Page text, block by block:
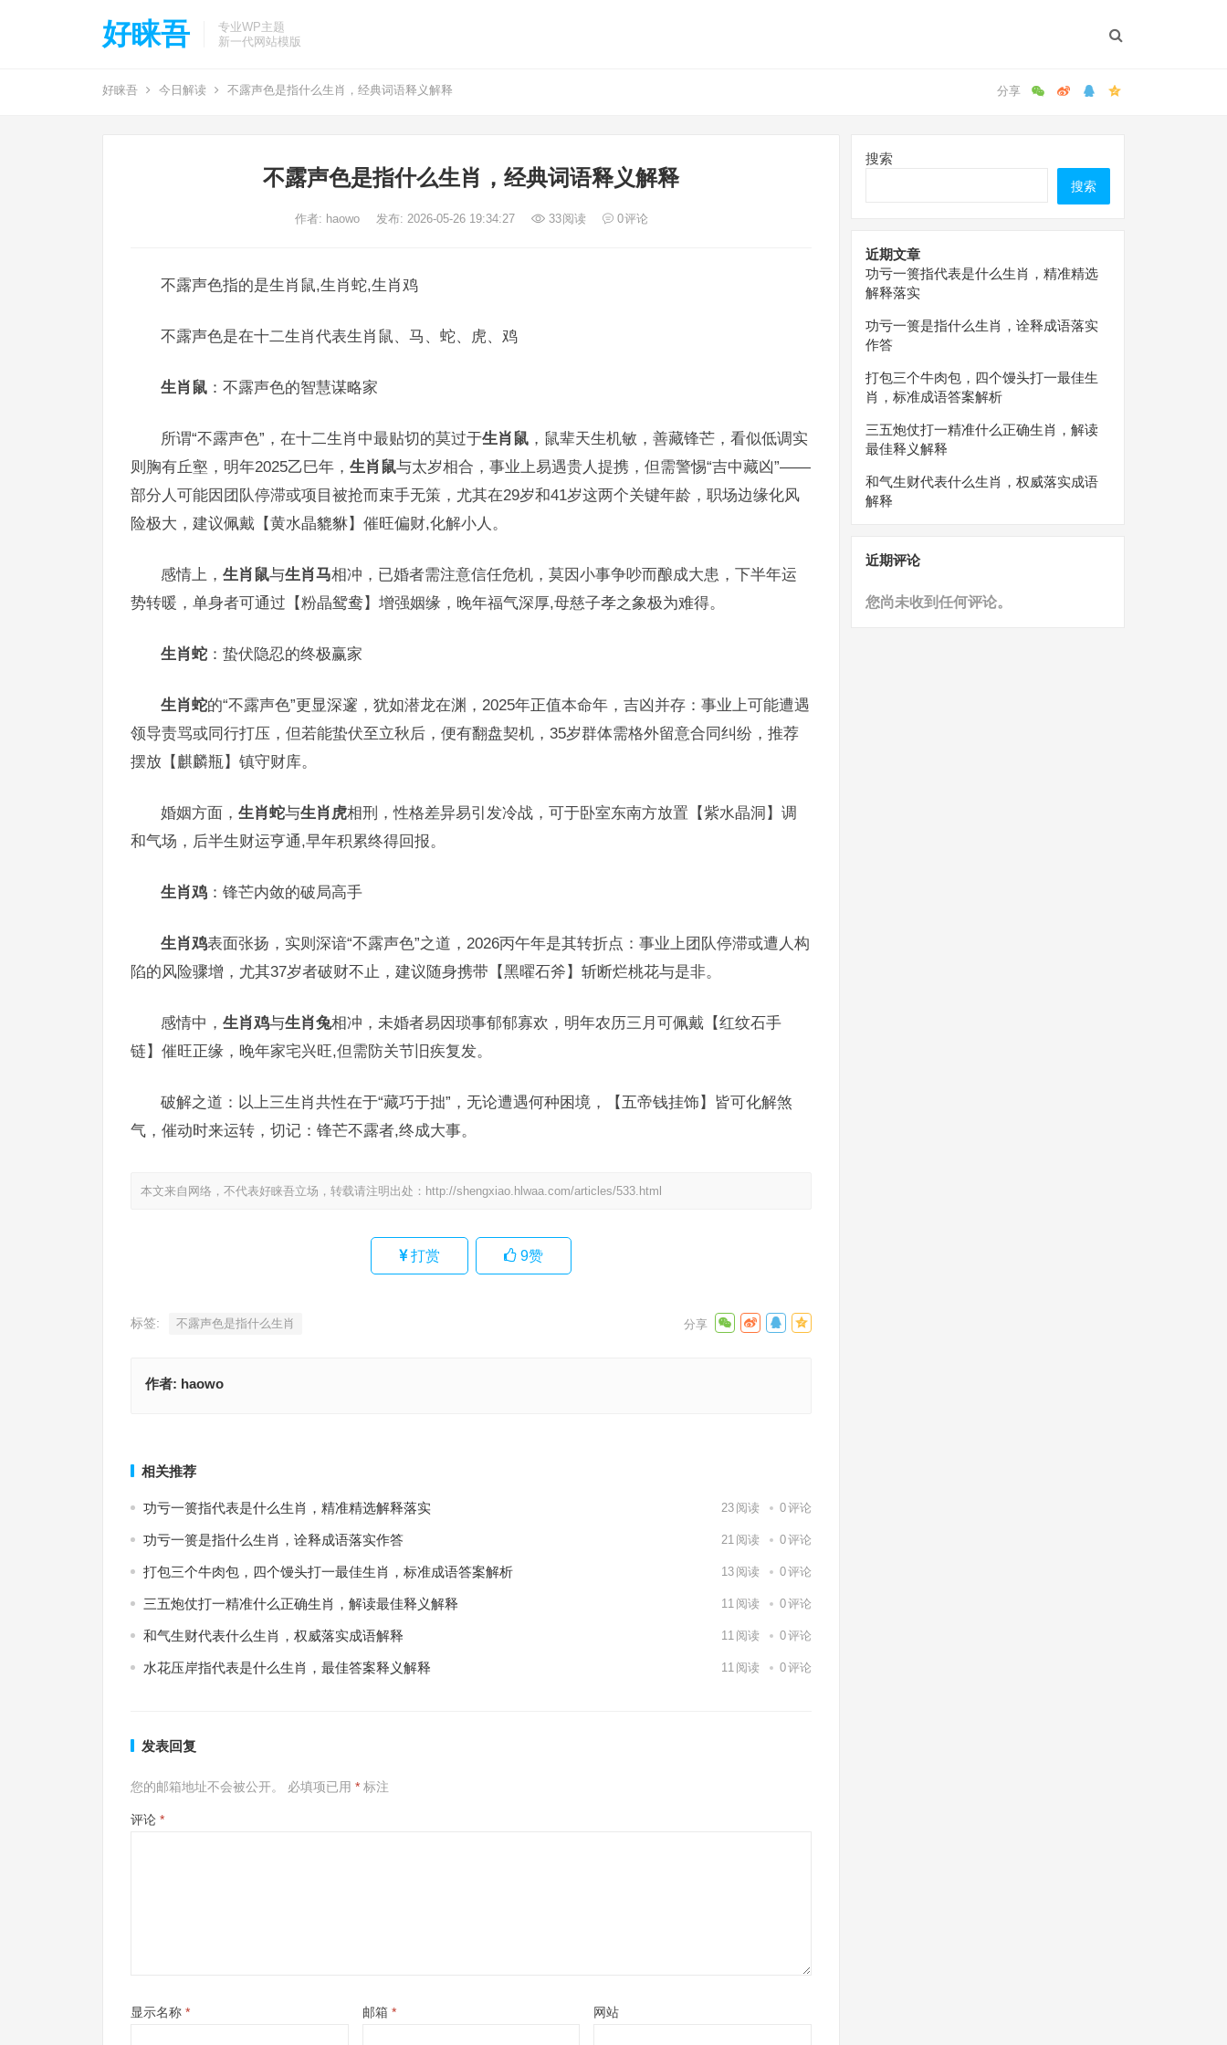
好睐吾
专业WP主题
新一代网站模版
好睐吾 今日解读 不露声色是指什么生肖，经典词语释义解释
不露声色是指什么生肖，经典词语释义解释
作者: haowo 发布: 2026-05-26 19:34:27 33阅读 0评论
不露声色指的是生肖鼠,生肖蛇,生肖鸡
不露声色是在十二生肖代表生肖鼠、马、蛇、虎、鸡
生肖鼠 ：不露声色的智慧谋略家
所谓“不露声色”，在十二生肖中最贴切的莫过于生肖鼠 ，鼠辈天生机敏，善藏锋芒，看似低调实
则胸有丘壑，明年2025乙巳年， 生肖鼠与太岁相合，事业上易遇贵人提携，但需警惕“吉中藏凶”——
部分人可能因团队停滞或项目被抢而束手无策，尤其在29岁和41岁这两个关键年龄，职场边缘化风
险极大，建议佩戴【黄水晶貔貅】催旺偏财,化解小人。
感情上， 生肖鼠与生肖马相冲，已婚者需注意信任危机，莫因小事争吵而酿成大患，下半年运
势转暖，单身者可通过【粉晶鸳鸯】增强姻缘，晚年福气深厚,母慈子孝之象极为难得。
生肖蛇 ：蛰伏隐忍的终极赢家
生肖蛇的“不露声色”更显深邃，犹如潜龙在渊，2025年正值本命年，吉凶并存：事业上可能遭遇
领导责骂或同行打压，但若能蛰伏至立秋后，便有翻盘契机，35岁群体需格外留意合同纠纷，推荐
摆放【麒麟瓶】镇守财库。
婚姻方面， 生肖蛇与生肖虎相刑，性格差异易引发冷战，可于卧室东南方放置【紫水晶洞】调
和气场，后半生财运亨通,早年积累终得回报。
生肖鸡 ：锋芒内敛的破局高手
生肖鸡表面张扬，实则深谙“不露声色”之道，2026丙午年是其转折点：事业上团队停滞或遭人构
陷的风险骤增，尤其37岁者破财不止，建议随身携带【黑曜石斧】斩断烂桃花与是非。
感情中， 生肖鸡与生肖兔相冲，未婚者易因琐事郁郁寡欢，明年农历三月可佩戴【红纹石手
链】催旺正缘，晚年家宅兴旺,但需防关节旧疾复发。
破解之道：以上三生肖共性在于“藏巧于拙”，无论遭遇何种困境，【五帝钱挂饰】皆可化解煞
气，催动时来运转，切记：锋芒不露者,终成大事。
本文来自网络，不代表好睐吾立场，转载请注明出处： http://shengxiao.hlwaa.com/articles/533.html
打赏 9赞
标签: 不露声色是指什么生肖
作者: haowo
相关推荐
功亏一篑指代表是什么生肖，精准精选解释落实 23 阅读 0评论
功亏一篑是指什么生肖，诠释成语落实作答 21 阅读 0评论
打包三个牛肉包，四个馒头打一最佳生肖，标准成语答案解析 13 阅读 0评论
三五炮仗打一精准什么正确生肖，解读最佳释义解释 11 阅读 0评论
和气生财代表什么生肖，权威落实成语解释 11 阅读 0评论
水花压岸指代表是什么生肖，最佳答案释义解释 11 阅读 0评论
发表回复
您的邮箱地址不会被公开。 必填项已用 * 标注
评论 *
显示名称 * 邮箱 * 网站
搜索
搜索
近期文章
功亏一篑指代表是什么生肖，精准精选
解释落实
功亏一篑是指什么生肖，诠释成语落实
作答
打包三个牛肉包，四个馒头打一最佳生
肖，标准成语答案解析
三五炮仗打一精准什么正确生肖，解读
最佳释义解释
和气生财代表什么生肖，权威落实成语
解释
近期评论
您尚未收到任何评论。